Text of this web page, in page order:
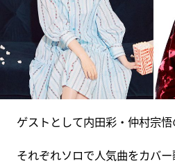
ゲストとして内田彩・仲村宗悟
それぞれソロで人気曲をカバ